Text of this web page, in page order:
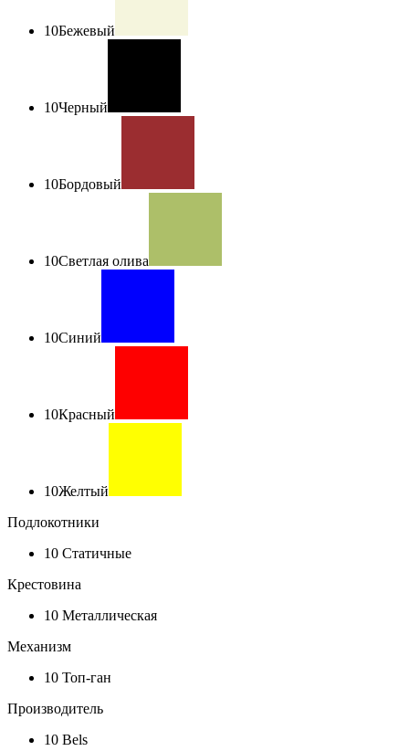
10Бежевый
10Черный
10Бордовый
10Светлая олива
10Синий
10Красный
10Желтый
Подлокотники
10 Статичные
Крестовина
10 Металлическая
Механизм
10 Топ-ган
Производитель
10 Bels